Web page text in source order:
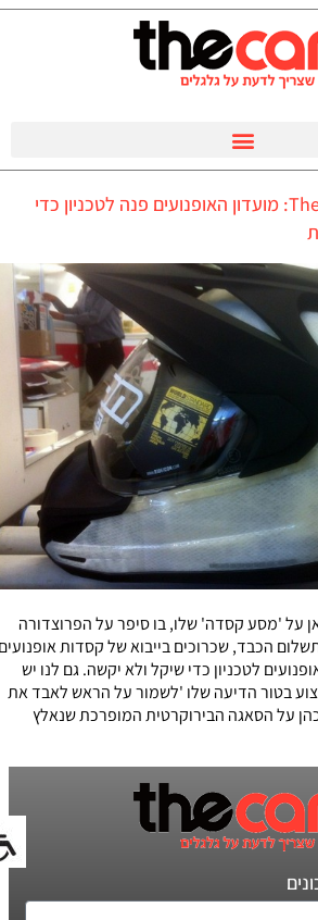
בעקבות חשיפת TheCar: מועדון האופנועים פנה לטכניון כדי
על 'מסע קסדה' שלו, בו סיפר על הפרוצדורה
הכבד, שכרוכים בייבוא של קסדות אופנועים
לטכניון כדי שיקל ולא יקשה. גם לנו יש
בטור הדיעה שלו 'לשמור על הראש לאבד את
על הסאגה הבירוקרטית המופרכת שנאלץ